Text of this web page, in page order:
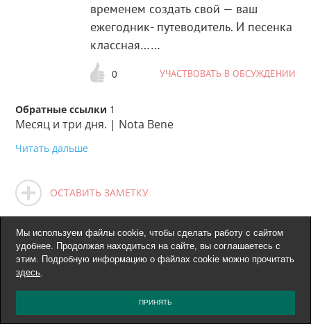
временем создать свой — ваш
ежегодник- путеводитель. И песенка
классная……
0 УЧАСТВОВАТЬ В ОБСУЖДЕНИИ
Обратные ссылки 1
Месяц и три дня. | Nota Bene
Читать дальше
ОСТАВИТЬ ЗАМЕТКУ
Мы используем файлы cookie, чтобы сделать работу с сайтом
удобнее. Продолжая находиться на сайте, вы соглашаетесь с
этим. Подробную информацию о файлах cookie можно прочитать
здесь.
ПРИНЯТЬ